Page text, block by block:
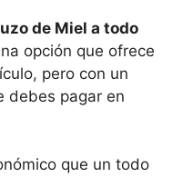
de Miel a todo
opción que ofrece
pero con un
debes pagar en
que un todo